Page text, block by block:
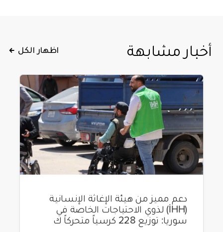
أخبار مشابهة اظهار الكل
دعم مميز من هيئة الإغاثة الإنسانية
(İHH) لذوي الاحتياجات الخاصة في
سوريا: توزيع 228 كرسياً متحركاً ك